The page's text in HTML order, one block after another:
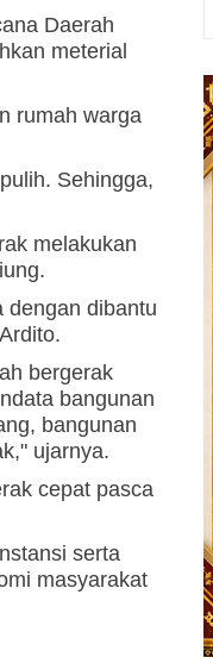
Daerah
meterial
rumah warga
Sehingga,
melakukan
dengan dibantu
bergerak
bangunan
bangunan
ujarnya.
cepat pasca
serta
masyarakat